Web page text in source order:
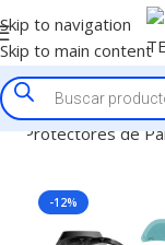
Skip to navigation
Skip to main content
Protectores de
-12%